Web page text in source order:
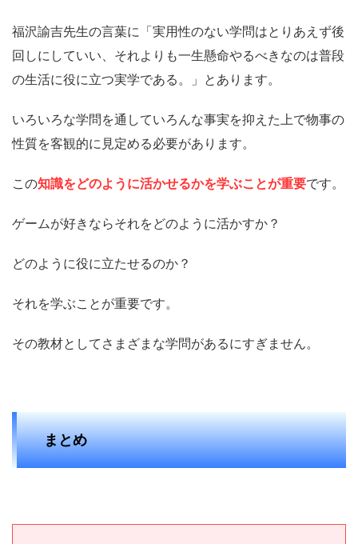
福沢諭吉先生の言葉に「実用性のない学問はとりあえず後
回しにしていい、それよりも一生懸命やるべきなのは普段
の生活に役に立つ実学である。」とあります。
いろいろな学問を通していろんな事実を抑えた上で物事の
性質を客観的に見定める必要があります。
この知識をどのように活かせるかを学ぶことが重要です。
ゲームが好きならそれをどのように活かすか？
どのように役に立たせるのか？
それを学ぶことが重要です。
その教材としてさまざまな学問があるにすぎません。
まとめ